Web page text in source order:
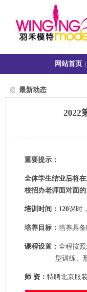
网站首页
最新动态
2022
重要提示：
全体学生结业后将
校招办老师面对面
培训时间 ： 120课时
培养目标：培养具
课程设置：全程按
型训练、
师 资：特聘北京服